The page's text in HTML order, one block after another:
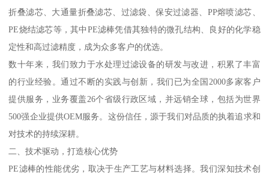
折叠滤芯、大通量折叠滤芯、过滤袋、保安过滤器、PP熔喷滤芯、
PE烧结滤芯等，其中PE滤棒凭借其独特的微孔结构、良好的化学稳
定性和高过滤精度，成为众多客户的优选。
数十年来，我们致力于水处理过滤设备的研发与改进，积累了丰富
的行业经验。通过不断的实践与创新，我们已为全国2000多家客户
提供服务，业务覆盖26个省级行政区域，并远销全球，包括为世界
500强企业提供OEM服务。这份信任，源于我们对品质的执着追求和
对技术的持续深耕。
二、技术驱动，打造核心优势
PE滤棒的性能优劣，取决于生产工艺与材料选择。我们深知技术创